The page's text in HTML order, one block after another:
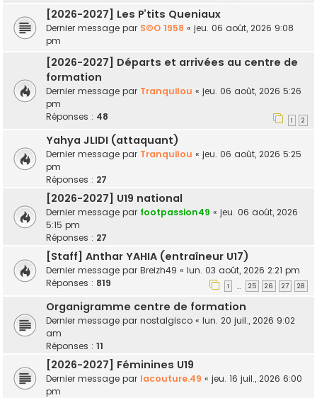
[2026-2027] Les P’tits Queniaux
Dernier message par S©O 1958 « jeu. 06 août, 2026 9:08
pm
[2026-2027] Départs et arrivées au centre de
formation
Dernier message par Tranquilou « jeu. 06 août, 2026 5:26
pm
Réponses : 48 1 2
Yahya JLIDI (attaquant)
Dernier message par Tranquilou « jeu. 06 août, 2026 5:25
pm
Réponses : 27
[2026-2027] U19 national
Dernier message par footpassion49 « jeu. 06 août, 2026
5:15 pm
Réponses : 27
[Staff] Anthar YAHIA (entraîneur U17)
Dernier message par Breizh49 « lun. 03 août, 2026 2:21 pm
Réponses : 819 1 … 25 26 27 28
Organigramme centre de formation
Dernier message par nostalgisco « lun. 20 juil., 2026 9:02
am
Réponses : 11
[2026-2027] Féminines U19
Dernier message par lacouture.49 « jeu. 16 juil., 2026 6:00
pm